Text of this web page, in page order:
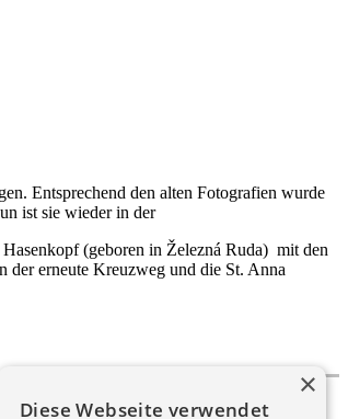
Entsprechend den alten Fotografien wurde
ist sie wieder in der
(geboren in Železná Ruda) mit den
der erneute Kreuzweg und die St. Anna
×
Diese Webseite verwendet